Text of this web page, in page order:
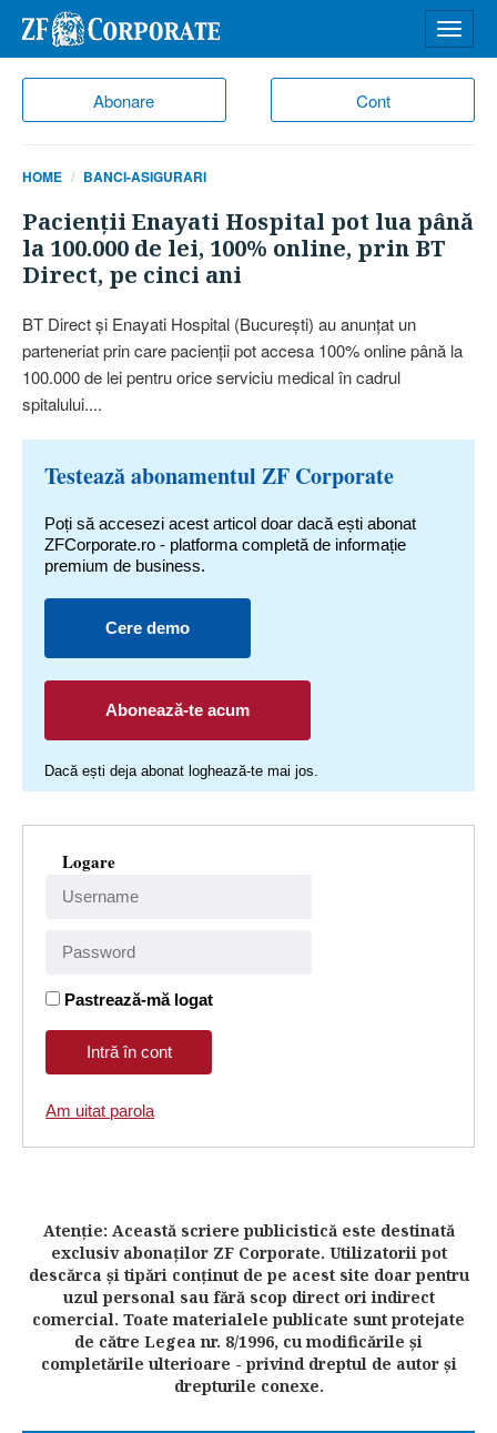
Abonare Cont
meniu
HOME BANCI-ASIGURARI
Pacienţii Enayati Hospital pot lua până
la 100.000 de lei, 100% online, prin BT
Direct, pe cinci ani
BT Direct şi Enayati Hospital (Bucureşti) au anunţat un
parteneriat prin care pacienţii pot accesa 100% online până la
100.000 de lei pentru orice serviciu medical în cadrul
spitalului....
Testează abonamentul ZF Corporate
Poți să accesezi acest articol doar dacă ești abonat
ZFCorporate.ro - platforma completă de informație
premium de business.
Cere demo
Abonează-te acum
Dacă ești deja abonat loghează-te mai jos.
Logare
Pastrează-mă logat
Am uitat parola
Atenţie: Această scriere publicistică este destinată
exclusiv abonaţilor ZF Corporate. Utilizatorii pot
descărca şi tipări conţinut de pe acest site doar pentru
uzul personal sau fără scop direct ori indirect
comercial. Toate materialele publicate sunt protejate
de către Legea nr. 8/1996, cu modificările şi
completările ulterioare - privind dreptul de autor şi
drepturile conexe.